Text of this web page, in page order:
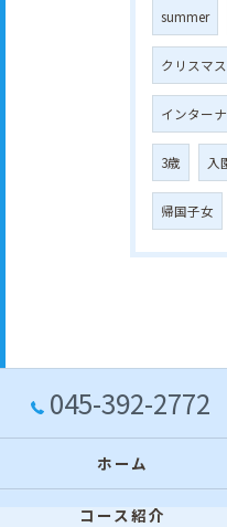
summer
クリスマ
インター
3歳 入
帰国子女
045-392-2772
ホーム
コース紹介